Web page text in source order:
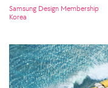
Samsung Design Membership
Korea